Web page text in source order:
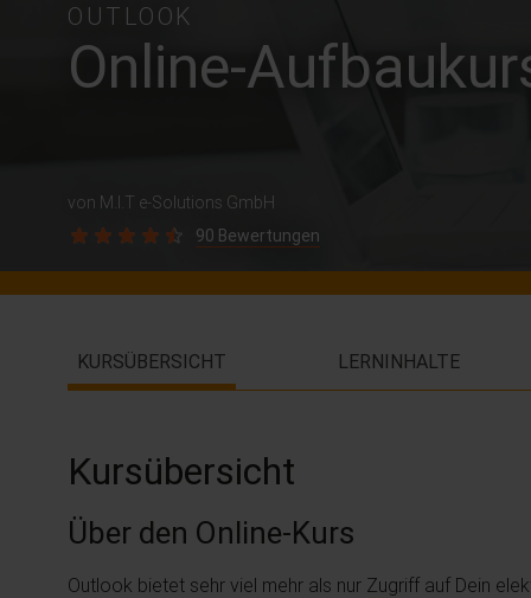
OUTLOOK
Online-
von M.I.T e-Solutions GmbH
90 Bewertungen
KURSÜBERSICHT LERNINHALTE
Kursübersicht
Über den Online-Kurs
Outlook bietet sehr viel mehr als nur Zugriff auf Dein